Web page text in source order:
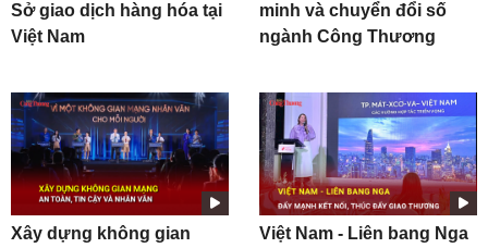
Sở giao dịch hàng hóa tại
Việt Nam
minh và chuyển đổi số
ngành Công Thương
Xây dựng không gian
Việt Nam - Liên bang Nga